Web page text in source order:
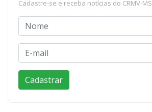
Cadastre-se e receba notícias do CRMV-MS